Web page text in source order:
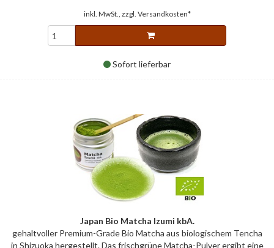
inkl. MwSt., zzgl. Versandkosten*
Sofort lieferbar
Japan Bio Matcha Izumi kbA.
gehaltvoller Premium-Grade Bio Matcha aus biologischem Tencha
in Shizuoka hergestellt. Das frischgrüne Matcha-Pulver ergibt eine